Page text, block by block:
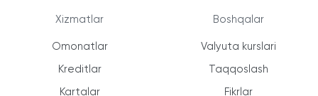
Xizmatlar
Omonatlar
Kreditlar
Kartalar
Boshqalar
Valyuta kurslari
Taqqoslash
Fikrlar